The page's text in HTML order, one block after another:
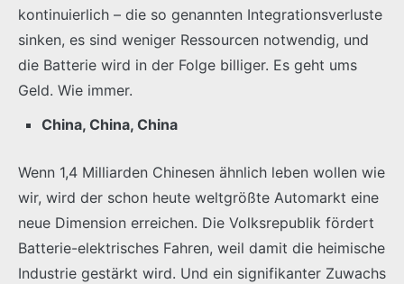
kontinuierlich – die so genannten Integrationsverluste
sinken, es sind weniger Ressourcen notwendig, und
die Batterie wird in der Folge billiger. Es geht ums
Geld. Wie immer.
China, China, China
Wenn 1,4 Milliarden Chinesen ähnlich leben wollen wie
wir, wird der schon heute weltgrößte Automarkt eine
neue Dimension erreichen. Die Volksrepublik fördert
Batterie-elektrisches Fahren, weil damit die heimische
Industrie gestärkt wird. Und ein signifikanter Zuwachs